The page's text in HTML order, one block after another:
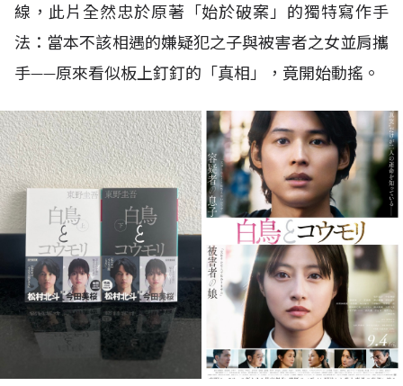
線，此片全然忠於原著「始於破案」的獨特寫作手
法：當本不該相遇的嫌疑犯之子與被害者之女並肩攜
手——原來看似板上釘釘的「真相」，竟開始動搖。